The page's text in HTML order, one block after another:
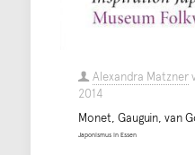
Alexandra Matzner
2014
Monet, Gauguin, van
Japonismus in Essen